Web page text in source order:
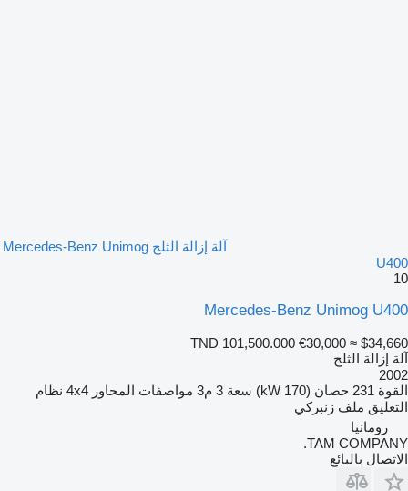
آلة إزالة الثلج Mercedes-Benz Unimog
U400
10
Mercedes-Benz Unimog U400
TND 101,500.000 €30,000 ≈ $34,660
آلة إزالة الثلج
2002
القوة 231 حصان (170 kW) سعة 3 م3 مواصفات المحاور 4x4 نظام
التعليق ملف زنبركي
رومانيا
TAM COMPANY.
الاتصال بالبائع